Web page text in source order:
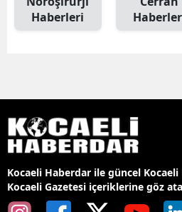
Haberleri
Kocaeli Haberdar ile güncel
Kocaeli Gazetesi içeriklerine göz